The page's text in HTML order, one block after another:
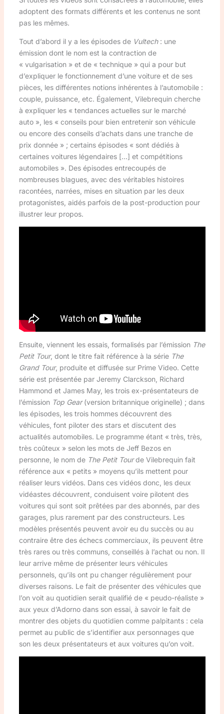
adoptent des formats différents et les contenus ne sont
pas les mêmes.
Tout d’abord il y a les épisodes de Vultech: une
émission dont le nom est la contraction de
« vulgarisation » et de « technique » qui a pour but
d’expliquer le fonctionnement d’une voiture et de ses
pièces, les différentes notions inhérentes à l’automobile :
couple, puissance, etc. Également, Vilebrequin cherche
à expliquer les « tendances actuelles sur le marché
auto », les « conseils pour bien entretenir son véhicule
ou encore des conseils d’achats dans une tranche de
prix donnée » ; certains épisodes « sont dédiés à
certaines voitures légendaires […] et compétitions
automobiles ». Des épisodes entrecoupés de
nombreuses blagues, avec des véritables histoires
racontées, narrées, mises en situation par les deux
protagonistes, aidés parfois de la post-production pour
illustrer leur propos.
Ensuite, viennent les essais, formalisés par l’émission The
Petit Tour, dont le titre fait référence à la série The
Grand Tour, produite et diffusée sur Prime Video. Cette
série est présentée par Jeremy Clarckson, Richard
Hammond et James May, les trois ex-présentateurs de
l’émission Top Gear(version britannique originelle) ; dans
les épisodes, les trois hommes découvrent des
véhicules, font piloter des stars et discutent des
actualités automobiles. Le programme étant « très, très,
très coûteux » selon les mots de Jeff Bezos en
personne, le nom de The Petit Tourde Vilebrequin fait
référence aux « petits » moyens qu’ils mettent pour
réaliser leurs vidéos. Dans ces vidéos donc, les deux
vidéastes découvrent, conduisent voire pilotent des
voitures qui sont soit prêtées par des abonnés, par des
garages, plus rarement par des constructeurs. Les
modèles présentés peuvent avoir eu du succès ou au
contraire être des échecs commerciaux, ils peuvent être
très rares ou très communs, conseillés à l’achat ou non. Il
leur arrive même de présenter leurs véhicules
personnels, qu’ils ont pu changer régulièrement pour
diverses raisons. Le fait de présenter des véhicules que
l’on voit au quotidien serait qualifié de « peudo-réaliste »
aux yeux d’Adorno dans son essai, à savoir le fait de
montrer des objets du quotidien comme palpitants : cela
permet au public de s’identifier aux personnages que
son les deux présentateurs et aux voitures qu’on voit.